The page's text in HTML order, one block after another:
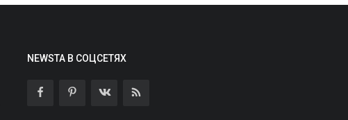
NEWSTA В СОЦСЕТЯХ